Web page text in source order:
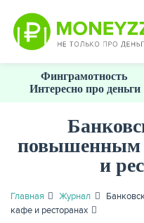
основному
Финграмотность
Интересно про деньги
повышенным
и
Главная Журнал
кафе и ресторанах